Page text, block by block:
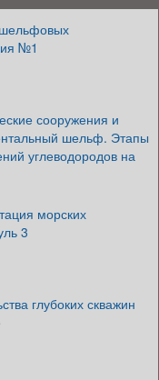
№1
сооружения и
шельф. Этапы
углеводородов на
морских
3
глубоких скважин